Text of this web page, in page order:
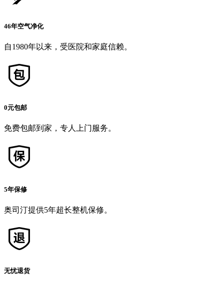
46年空气净化
自1980年以来，受医院和家庭信赖。
0元包邮
免费包邮到家，专人上门服务。
5年保修
奥司汀提供5年超长整机保修。
无忧退货